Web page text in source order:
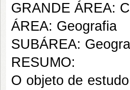
GRANDE ÁREA:
ÁREA: Geografia
SUBÁREA:
RESUMO:
O objeto de